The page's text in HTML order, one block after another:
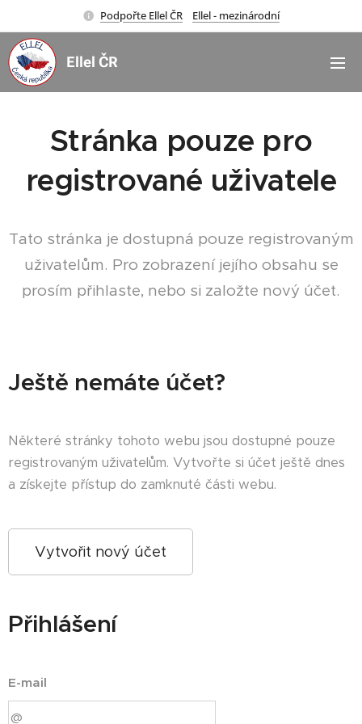
Podpořte Ellel ČR Ellel - mezinárodní
Ellel ČR
Stránka pouze pro
registrované uživatele
Tato stránka je dostupná pouze registrovaným
uživatelům. Pro zobrazení jejího obsahu se
prosím přihlaste, nebo si založte nový účet.
Ještě nemáte účet?
Některé stránky tohoto webu jsou dostupné pouze
registrovaným uživatelům. Vytvořte si účet ještě dnes
a získejte přístup do zamknuté části webu.
Vytvořit nový účet
Přihlášení
E-mail